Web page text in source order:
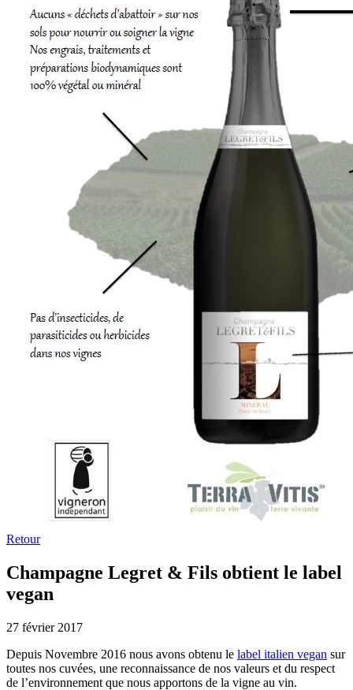
Retour
Champagne Legret & Fils obtient le label
vegan
27 février 2017
Depuis Novembre 2016 nous avons obtenu le label italien vegan sur
toutes nos cuvées, une reconnaissance de nos valeurs et du respect
de l’environnement que nous apportons de la vigne au vin.